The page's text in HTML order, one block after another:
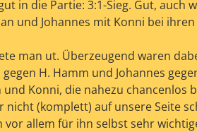
in die Partie: 3:1-Sieg. Gut, auch
und Johannes mit Konni bei
man ut. Überzeugend waren
H. Hamm und Johannes
Konni, die nahezu chancenlos
nicht (komplett) auf unsere Seite
vor allem für ihn selbst sehr